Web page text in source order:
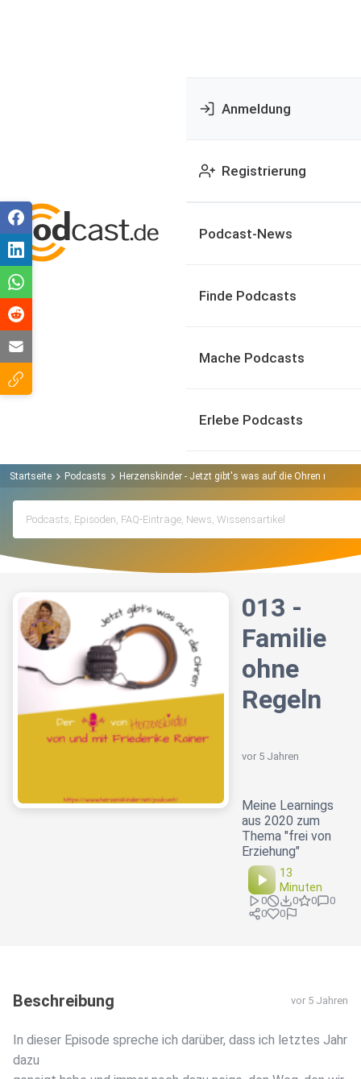
Anmeldung
Registrierung
Podcast-News
Finde Podcasts
Mache Podcasts
Erlebe Podcasts
Startseite Podcasts Herzenskinder - Jetzt gibt's was auf die Ohren mit
013 -
Familie
ohne
Regeln
vor 5 Jahren
Meine Learnings
aus 2020 zum
Thema "frei von
Erziehung"
13
Minuten
0 0 0
0
0
0
Beschreibung vor 5 Jahren
In dieser Episode spreche ich darüber, dass ich letztes Jahr
dazu